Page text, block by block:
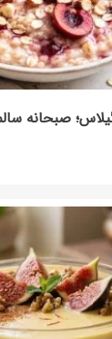
صبحانه